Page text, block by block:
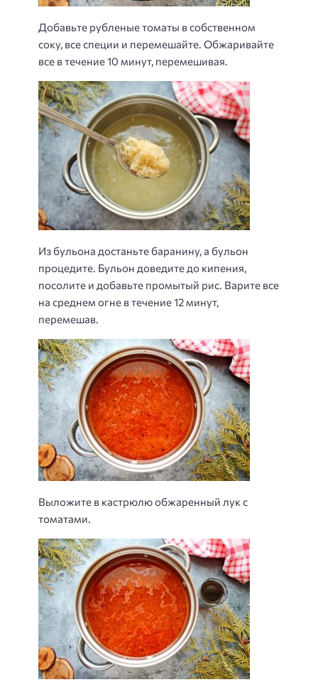
Добавьте рубленые томаты в собственном
соку, все специи и перемешайте. Обжаривайте
все в течение 10 минут, перемешивая.
Из бульона достаньте баранину, а бульон
процедите. Бульон доведите до кипения,
посолите и добавьте промытый рис. Варите все
на среднем огне в течение 12 минут,
перемешав.
Выложите в кастрюлю обжаренный лук с
томатами.